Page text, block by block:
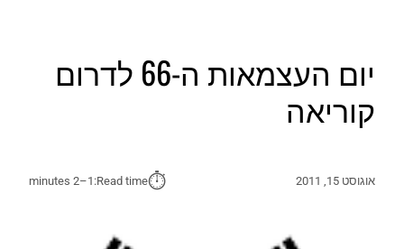
יום העצמאות ה-66 לדרום
קוריאה
אוגוסט 15, 2011 ⏱︎
Read time:
1–2 minutes